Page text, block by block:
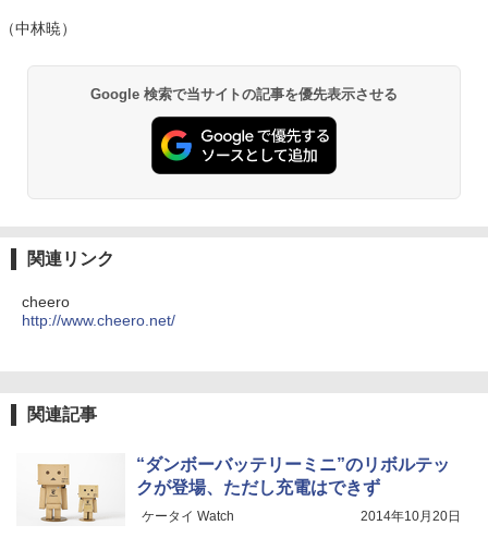
（中林暁）
Google 検索で当サイトの記事を優先表示させる
関連リンク
cheero
http://www.cheero.net/
関連記事
“ダンボーバッテリーミニ”のリボルテッ
クが登場、ただし充電はできず
ケータイ Watch 2014年10月20日